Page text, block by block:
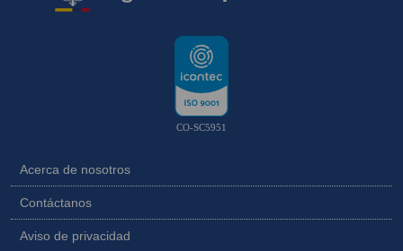
CO-SC5951
Acerca de nosotros
Contáctanos
Aviso de privacidad